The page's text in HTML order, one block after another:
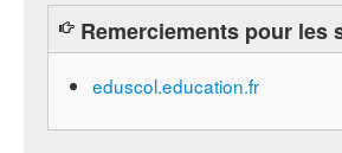
Remerciements pour les
eduscol.education.fr